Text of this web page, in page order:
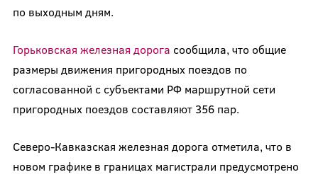
по выходным дням.
Горьковская железная дорога сообщила, что общие
размеры движения пригородных поездов по
согласованной с субъектами РФ маршрутной сети
пригородных поездов составляют 356 пар.
Северо-Кавказская железная дорога отметила, что в
новом графике в границах магистрали предусмотрено